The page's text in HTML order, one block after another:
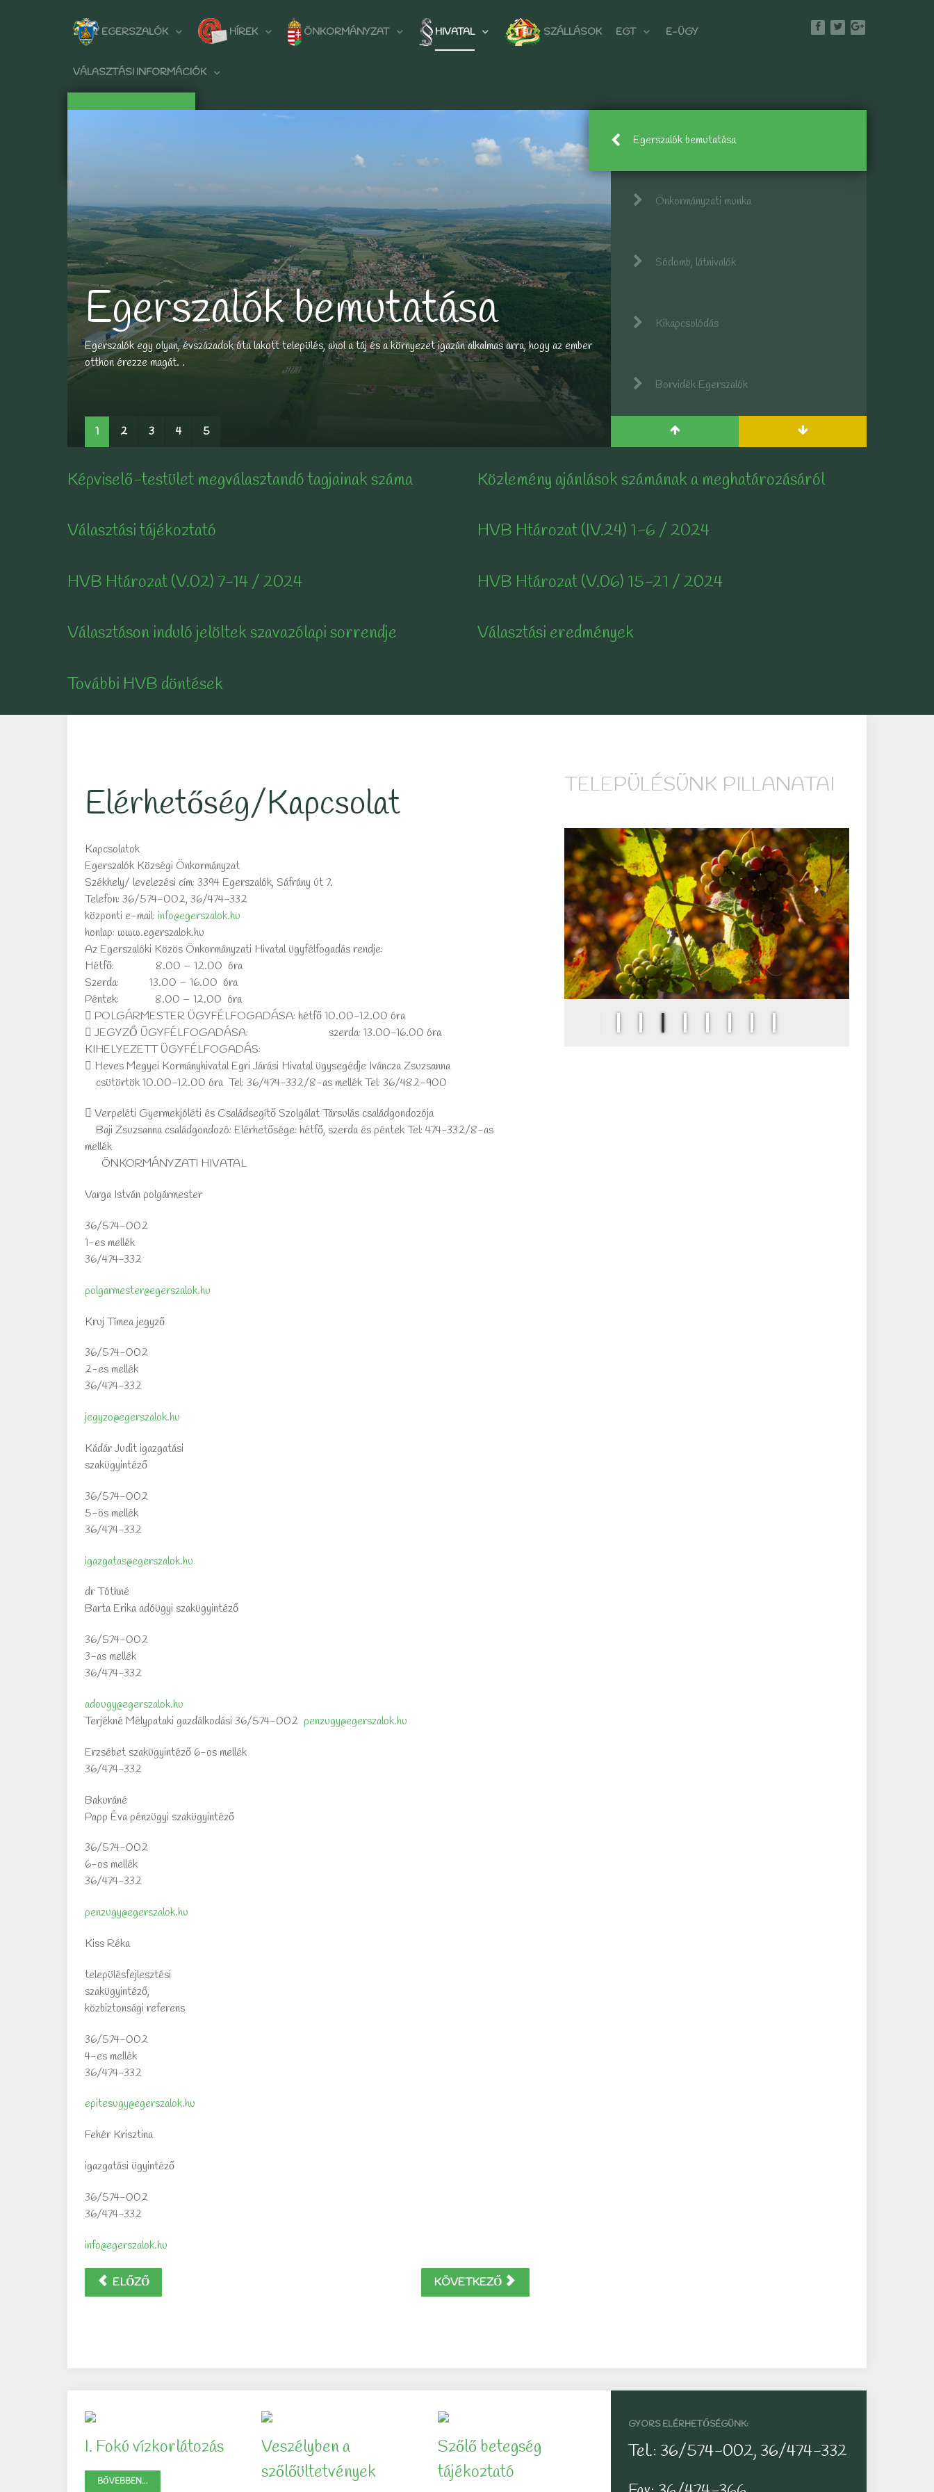
EGERSZALÓK HÍREK ÖNKORMÁNYZAT HIVATAL SZÁLLÁSOK EGT E-ÜGY
VÁLASZTÁSI INFORMÁCIÓK
Egerszalók bemutatása
Egerszalók egy olyan, évszázadok óta lakott település, ahol a táj és a környezet igazán alkalmas arra, hogy az ember
otthon érezze magát. .
BŐVEBBEN...
BŐVEBBEN...
BŐVEBBEN...
BŐVEBBEN...
1 2 3 4 5
Egerszalók bemutatása
Önkormányzati munka
Sódomb, látnivalók
Kikapcsolódás
Borvidék Egerszalók
Képviselő-testület megválasztandó tagjainak száma Közlemény ajánlások számának a meghatározásáról
Választási tájékoztató HVB Htározat (IV.24) 1-6 / 2024
HVB Htározat (V.02) 7-14 / 2024 HVB Htározat (V.06) 15-21 / 2024
Választáson induló jelöltek szavazólapi sorrendje Választási eredmények
További HVB döntések
Elérhetőség/Kapcsolat
Kapcsolatok
Egerszalók Községi Önkormányzat
Székhely/ levelezési cím: 3394 Egerszalók, Sáfrány út 7.
Telefon: 36/574-002, 36/474-332
központi e-mail: info@egerszalok.hu
honlap: www.egerszalok.hu
Az Egerszalóki Közös Önkormányzati Hivatal ügyfélfogadás rendje:
Hétfő: 8.00 – 12.00 óra
Szerda: 13.00 – 16.00 óra
Péntek: 8.00 – 12.00 óra
 POLGÁRMESTER ÜGYFÉLFOGADÁSA: hétfő 10.00-12.00 óra
 JEGYZŐ ÜGYFÉLFOGADÁSA: szerda: 13.00-16.00 óra
KIHELYEZETT ÜGYFÉLFOGADÁS:
 Heves Megyei Kormányhivatal Egri Járási Hivatal ügysegédje Iváncza Zsuzsanna
csütörtök 10.00-12.00 óra Tel: 36/474-332/8-as mellék Tel: 36/482-900
 Verpeléti Gyermekjóléti és Családsegítő Szolgálat Társulás családgondozója
Baji Zsuzsanna családgondozó: Elérhetősége: hétfő, szerda és péntek Tel: 474-332/8-as
mellék
ÖNKORMÁNYZATI HIVATAL
Varga István polgármester
36/574-002
1-es mellék
36/474-332
polgarmester@egerszalok.hu
Kruj Tímea jegyző
36/574-002
2-es mellék
36/474-332
jegyzo@egerszalok.hu
Kádár Judit igazgatási
szakügyintéző
36/574-002
5-ös mellék
36/474-332
igazgatas@egerszalok.hu
dr Tóthné
Barta Erika adóügyi szakügyintéző
36/574-002
3-as mellék
36/474-332
adougy@egerszalok.hu
Terjékné Mélypataki gazdálkodási 36/574-002 penzugy@egerszalok.hu
Erzsébet szakügyintéző 6-os mellék
36/474-332
Bakuráné
Papp Éva pénzügyi szakügyintéző
36/574-002
6-os mellék
36/474-332
penzugy@egerszalok.hu
Kiss Réka
településfejlesztési
szakügyintéző,
közbiztonsági referens
36/574-002
4-es mellék
36/474-332
epitesugy@egerszalok.hu
Fehér Krisztina
igazgatási ügyintéző
36/574-002
36/474-332
info@egerszalok.hu
ELŐZŐ KÖVETKEZŐ
TELEPÜLÉSÜNK PILLANATAI
I. Fokú vízkorlátozás
BŐVEBBEN...
Veszélyben a
szőlőültetvények
Szőlő betegség
tájékoztató
GYORS ELÉRHETŐSÉGÜNK:
Tel.: 36/574-002, 36/474-332